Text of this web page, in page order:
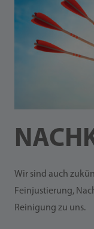
Wir sind auch
Feinjustierung,
Reinigung zu uns.